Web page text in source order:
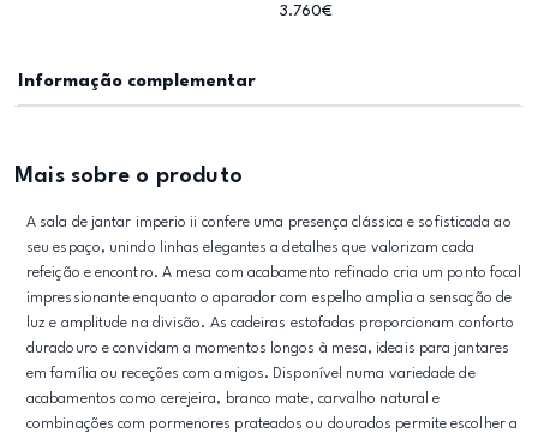
3.760€
Informação complementar
Mais sobre o produto
A sala de jantar imperio ii confere uma presença clássica e sofisticada ao
seu espaço, unindo linhas elegantes a detalhes que valorizam cada
refeição e encontro. A mesa com acabamento refinado cria um ponto focal
impressionante enquanto o aparador com espelho amplia a sensação de
luz e amplitude na divisão. As cadeiras estofadas proporcionam conforto
duradouro e convidam a momentos longos à mesa, ideais para jantares
em família ou receções com amigos. Disponível numa variedade de
acabamentos como cerejeira, branco mate, carvalho natural e
combinações com pormenores prateados ou dourados permite escolher a